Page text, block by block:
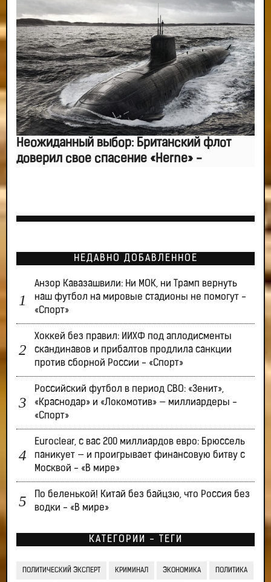
Неожиданный выбор: Британский флот
доверил свое спасение «Herne» -
НЕДАВНО ДОБАВЛЕННОЕ
Анзор Кавазашвили: Ни МОК, ни Трамп вернуть
наш футбол на мировые стадионы не помогут -
«Спорт»
Хоккей без правил: ИИХФ под аплодисменты
скандинавов и прибалтов продлила санкции
против сборной России - «Спорт»
Российский футбол в период СВО: «Зенит»,
«Краснодар» и «Локомотив» — миллиардеры -
«Спорт»
Euroclear, с вас 200 миллиардов евро: Брюссель
паникует — и проигрывает финансовую битву с
Москвой - «В мире»
По беленькой! Китай без байцзю, что Россия без
водки - «В мире»
КАТЕГОРИИ - ТЕГИ
ПОЛИТИЧЕСКИЙ ЭКСПЕРТ КРИМИНАЛ ЭКОНОМИКА ПОЛИТИКА